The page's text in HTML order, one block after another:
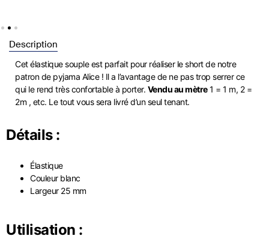
Description
Cet élastique souple est parfait pour réaliser le short de notre
patron de pyjama Alice ! Il a l’avantage de ne pas trop serrer ce
qui le rend très confortable à porter. Vendu au mètre1 = 1 m, 2 =
2m , etc. Le tout vous sera livré d’un seul tenant.
Détails :
Élastique
Couleur blanc
Largeur 25 mm
Utilisation :